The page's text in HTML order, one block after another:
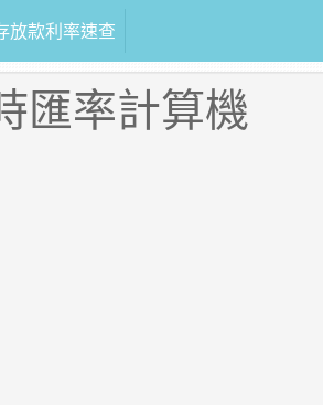
放款利率速查
匯率計算機